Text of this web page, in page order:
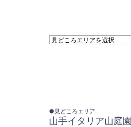
●見どころエリア
山手イタリア山庭園